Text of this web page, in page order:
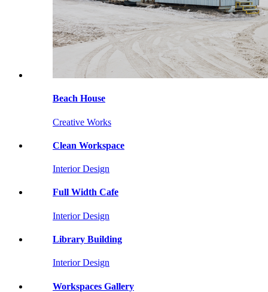
Beach House
Creative Works
Clean Workspace
Interior Design
Full Width Cafe
Interior Design
Library Building
Interior Design
Workspaces Gallery